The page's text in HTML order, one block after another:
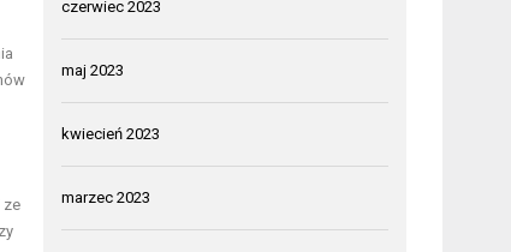
ze
czerwiec 2023
maj 2023
kwiecień 2023
marzec 2023